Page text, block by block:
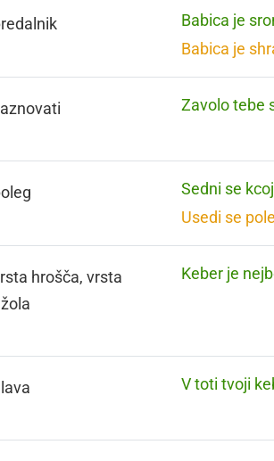
Babica je
Babica je
Zavolo tebe
Sedni se
Usedi se
hrošča, vrsta
Keber je
V toti tvoji